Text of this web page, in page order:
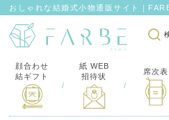
おしゃれな結婚式小物通販サイト｜
顔合わせ
結ギフト
/
紙 WEB
招待状
/
席次表